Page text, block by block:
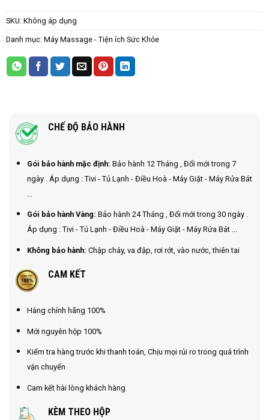
SKU: Không áp dụng
Danh mục: Máy Massage - Tiện ích Sức Khỏe
CHẾ ĐỘ BẢO HÀNH
Gói bảo hành mặc định: Bảo hành 12 Tháng , Đổi mới trong 7
ngày . Áp dụng : Tivi - Tủ Lạnh - Điều Hoà - Máy Giặt - Máy Rửa Bát
Gói bảo hành Vàng: Bảo hành 24 Tháng , Đổi mới trong 30 ngày .
Áp dụng : Tivi - Tủ Lạnh - Điều Hoà - Máy Giặt - Máy Rửa Bát ...
Không bảo hành: Chập cháy, va đập, rơi rớt, vào nước, thiên tai
CAM KẾT
Hàng chính hãng 100%
Mới nguyên hộp 100%
Kiểm tra hàng trước khi thanh toán, Chịu mọi rủi ro trong quá trình
vận chuyển
Cam kết hài lòng khách hàng
KÈM THEO HỘP